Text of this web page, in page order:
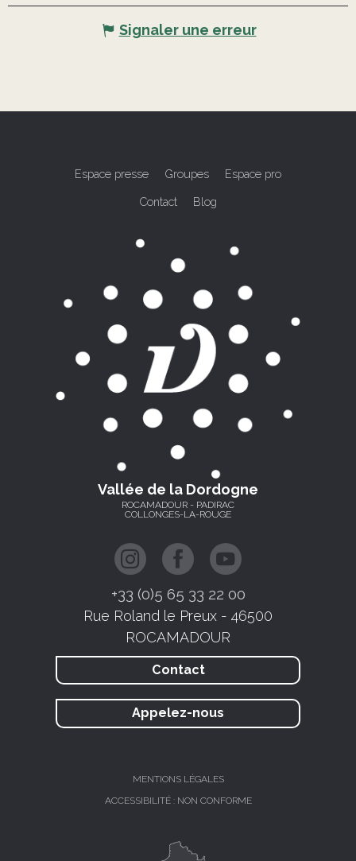
Signaler une erreur
Espace presse Groupes Espace pro
Contact Blog
Vallée de la Dordogne
ROCAMADOUR - PADIRAC
COLLONGES-LA-ROUGE
+33 (0)5 65 33 22 00
Rue Roland le Preux - 46500
ROCAMADOUR
Contact
Appelez-nous
MENTIONS LÉGALES
ACCESSIBILITÉ : NON CONFORME